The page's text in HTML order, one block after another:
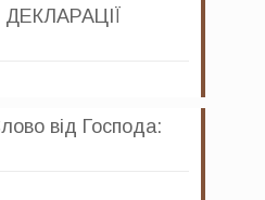
ДЕКЛАРАЦІЇ
від Господа: